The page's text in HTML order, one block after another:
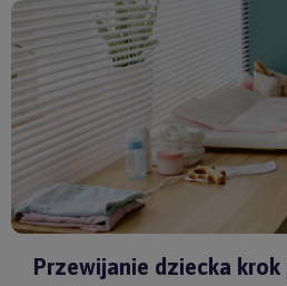
HuggimalsczyMembantu
, masz
dziecku bezpieczne i skuteczne
Przewijanie dziecka